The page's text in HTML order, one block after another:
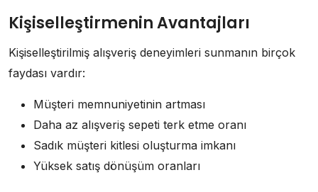
Kişiselleştirmenin Avantajları
Kişiselleştirilmiş alışveriş deneyimleri sunmanın birçok
faydası vardır:
Müşteri memnuniyetinin artması
Daha az alışveriş sepeti terk etme oranı
Sadık müşteri kitlesi oluşturma imkanı
Yüksek satış dönüşüm oranları